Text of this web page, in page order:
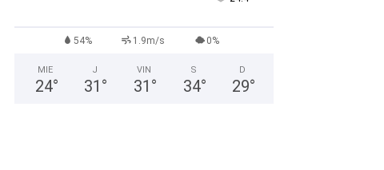
54% 1.9m/s 0%
MIE
24°
J
31 °
VIN
31 °
S
34°
D
29°